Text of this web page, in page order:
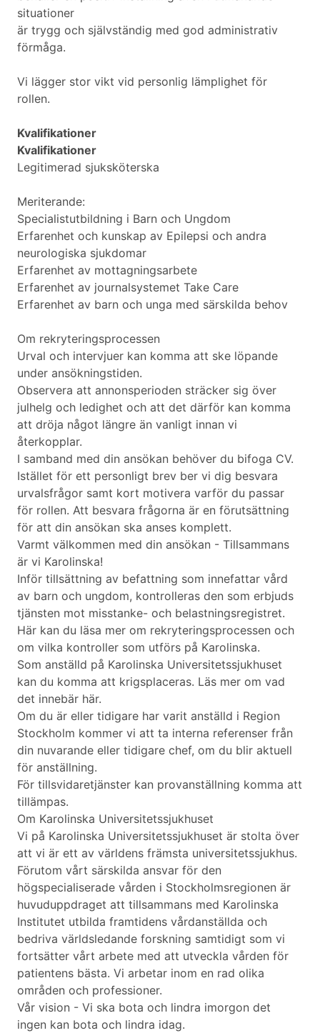
situationer
är trygg och självständig med god administrativ
förmåga.
Vi lägger stor vikt vid personlig lämplighet för
rollen.
Kvalifikationer
Kvalifikationer
Legitimerad sjuksköterska
Meriterande:
Specialistutbildning i Barn och Ungdom
Erfarenhet och kunskap av Epilepsi och andra
neurologiska sjukdomar
Erfarenhet av mottagningsarbete
Erfarenhet av journalsystemet Take Care
Erfarenhet av barn och unga med särskilda behov
Om rekryteringsprocessen
Urval och intervjuer kan komma att ske löpande
under ansökningstiden.
Observera att annonsperioden sträcker sig över
julhelg och ledighet och att det därför kan komma
att dröja något längre än vanligt innan vi
återkopplar.
I samband med din ansökan behöver du bifoga CV.
Istället för ett personligt brev ber vi dig besvara
urvalsfrågor samt kort motivera varför du passar
för rollen. Att besvara frågorna är en förutsättning
för att din ansökan ska anses komplett.
Varmt välkommen med din ansökan - Tillsammans
är vi Karolinska!
Inför tillsättning av befattning som innefattar vård
av barn och ungdom, kontrolleras den som erbjuds
tjänsten mot misstanke- och belastningsregistret.
Här kan du läsa mer om rekryteringsprocessen och
om vilka kontroller som utförs på Karolinska.
Som anställd på Karolinska Universitetssjukhuset
kan du komma att krigsplaceras. Läs mer om vad
det innebär här.
Om du är eller tidigare har varit anställd i Region
Stockholm kommer vi att ta interna referenser från
din nuvarande eller tidigare chef, om du blir aktuell
för anställning.
För tillsvidaretjänster kan provanställning komma att
tillämpas.
Om Karolinska Universitetssjukhuset
Vi på Karolinska Universitetssjukhuset är stolta över
att vi är ett av världens främsta universitetssjukhus.
Förutom vårt särskilda ansvar för den
högspecialiserade vården i Stockholmsregionen är
huvuduppdraget att tillsammans med Karolinska
Institutet utbilda framtidens vårdanställda och
bedriva världsledande forskning samtidigt som vi
fortsätter vårt arbete med att utveckla vården för
patientens bästa. Vi arbetar inom en rad olika
områden och professioner.
Vår vision - Vi ska bota och lindra imorgon det
ingen kan bota och lindra idag.